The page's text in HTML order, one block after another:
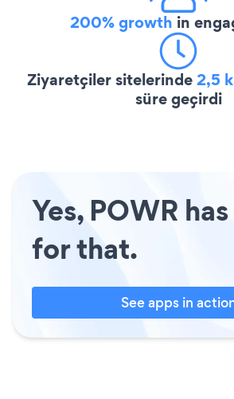
200% growth in
Ziyaretçiler sitelerinde2,5
süre geçirdi
Yes, POWR
for that.
See apps in